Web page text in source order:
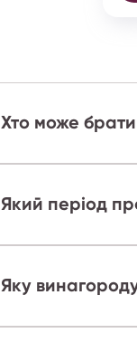
Хто може брати
Який період
Яку